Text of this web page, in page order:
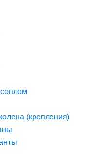
(крепления)